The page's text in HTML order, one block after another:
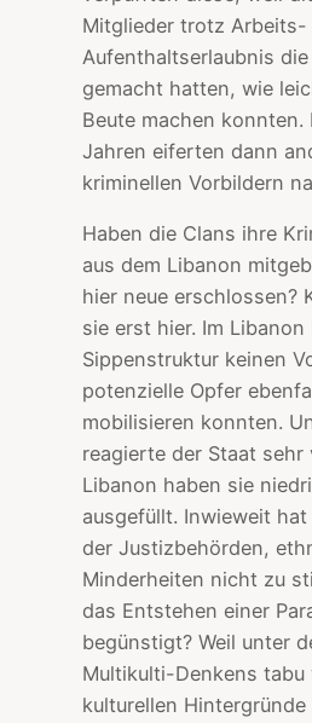
Mitglieder trotz Arbeits-
Aufenthaltserlaubnis
gemacht hatten, wie
Beute machen konnten.
Jahren eiferten dann
kriminellen Vorbildern
Haben die Clans ihre
aus dem Libanon
hier neue erschlossen?
sie erst hier. Im
Sippenstruktur keinen
potenzielle Opfer
mobilisieren konnten.
reagierte der Staat sehr
Libanon haben sie
ausgefüllt. Inwieweit hat
der Justizbehörden,
Minderheiten nicht zu
das Entstehen einer
begünstigt? Weil unter
Multikulti-Denkens tabu
kulturellen